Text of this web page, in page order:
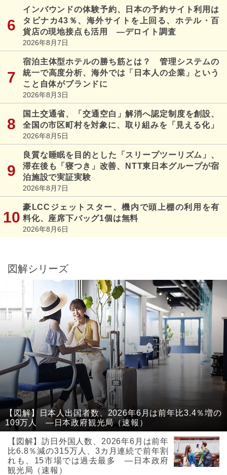
インバウンドの体験予約、日本の予約サイト利用は
タビナカ43％、海外サイトを上回る、ホテル・百
貨店の現地接点も活用 ―デロイト調査
2026年8月7日
宿泊主体型ホテルの勝ち筋とは？ 管理システムの
統一で高度分析、海外では「日本人の企業」という
こと自体がブランドに
2026年8月3日
国土交通省、「交通空白」解消へ認定制度を創設、
全国の市区町村を対象に、取り組みを「見える化」
2026年8月5日
良質な睡眠を目的とした「スリープツーリズム」、
滞在後も「寝つき」改善、NTT東日本グループが宿
泊施設で実証実験
2026年8月7日
豪LCCジェットスター、機内で頭上棚の利用を有
料化、座席下バッグ1個は無料
2026年8月6日
図解シリーズ
【図解】日本人出国者数、2026年6月は前年比3.4％増の
109万人 ―日本政府観光局（速報）
【図解】訪日外国人数、2026年6月は前年
比6.8％減の315万人、3カ月連続で前年割
れも、15市場では過去最多 ―日本政府
観光局（速報）